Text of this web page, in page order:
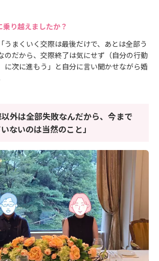
り越えましたか？
うまくいく交際は最後だけで、あとは全部う
のだから、交際終了は気にせず（自分の行動
に次に進もう」と自分に言い聞かせながら婚
以外は全部失敗なんだから、今まで
ないのは当然のこと」